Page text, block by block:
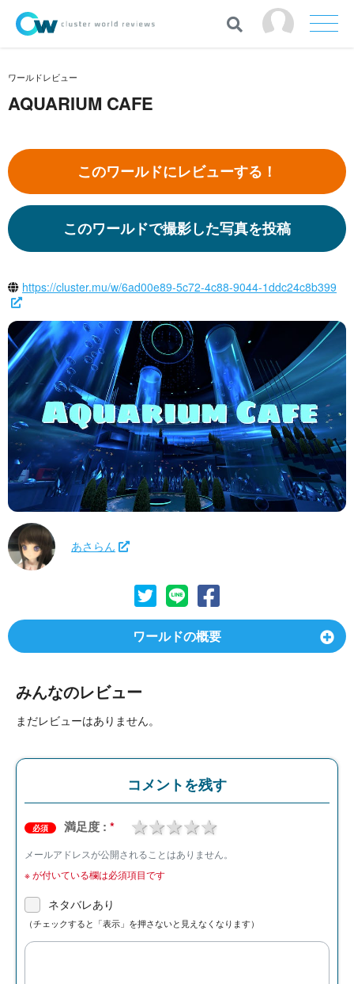
ワールドレビュー
AQUARIUM CAFE
このワールドにレビューする！
このワールドで撮影した写真を投稿
https://cluster.mu/w/6ad00e89-5c72-4c88-9044-1ddc24c8b399
あさらん
ワールドの概要
みんなのレビュー
まだレビューはありません。
コメントを残す
必須 満足度 : * 4 stars
3 stars
2 stars
1 star
メールアドレスが公開されることはありません。
※が付いている欄は必須項目です
ネタバレあり
（チェックすると「表示」を押さないと見えなくなります）